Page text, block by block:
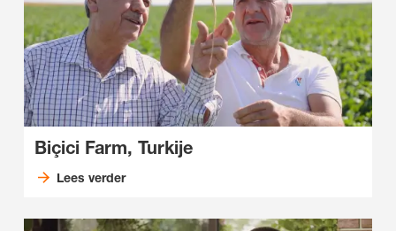
Biçici Farm, Turkije
Lees verder